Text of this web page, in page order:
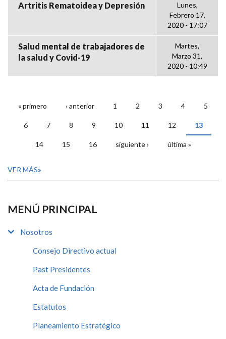
Artritis Rematoidea y Depresión
Lunes,
Febrero 17,
2020 - 17:07
Salud mental de trabajadores de
la salud y Covid-19
Martes,
Marzo 31,
2020 - 10:49
PÁGINAS
« primero ‹ anterior 1 2 3 4 5
6 7 8 9 10 11 12 13
14 15 16 siguiente › última »
VER MÁS
MENÚ PRINCIPAL
Nosotros
Consejo Directivo actual
Past Presidentes
Acta de Fundación
Estatutos
Planeamiento Estratégico